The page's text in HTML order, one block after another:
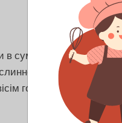
суміші з давленого
олії та щіпки
годин.